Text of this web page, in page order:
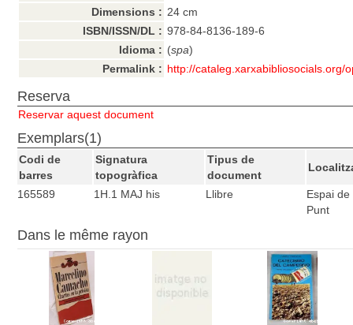
Dimensions : 24 cm
ISBN/ISSN/DL : 978-84-8136-189-6
Idioma : (spa)
Permalink : http://cataleg.xarxabibliosocials.org/
Reserva
Reservar aquest document
Exemplars(1)
Codi de
barres
Signatura
topogràfica
Tipus de
document
165589 1H.1 MAJ his Llibre
Espai
Punt
Dans le même rayon